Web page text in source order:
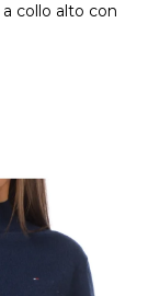
collo alto con